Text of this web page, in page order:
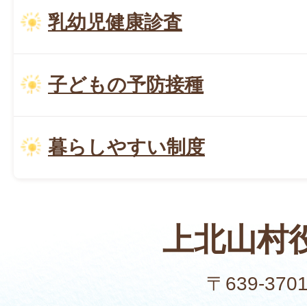
乳幼児健康診査
子どもの予防接種
暮らしやすい制度
上北山村
〒639-